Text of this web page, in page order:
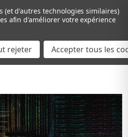
Passer au contenu principal
(et d'autres technologies similaires)
afin d'améliorer votre expérience
rejeter Accepter tous les